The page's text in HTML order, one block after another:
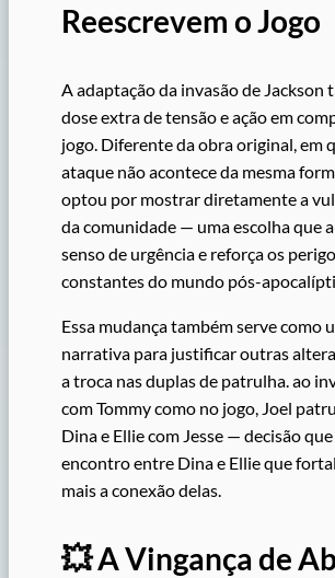
Reescrevem o Jogo
A adaptação da invasão de Jackson
dose extra de tensão e ação em
jogo. Diferente da obra original, em
ataque não acontece da mesma
optou por mostrar diretamente a
da comunidade — uma escolha que
senso de urgência e reforça os
constantes do mundo pós-
Essa mudança também serve como
narrativa para justificar outras
a troca nas duplas de patrulha. ao
com Tommy como no jogo, Joel
Dina e Ellie com Jesse — decisão
encontro entre Dina e Ellie que
mais a conexão delas.
💥 A Vingança de